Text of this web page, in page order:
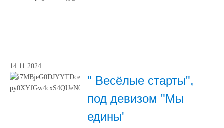
14.11.2024
" Весёлые старты",
под девизом "Мы
едины'